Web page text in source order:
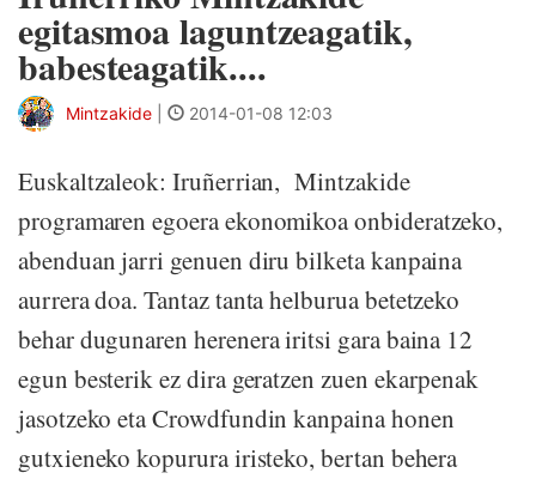
egitasmoa laguntzeagatik,
babesteagatik....
Mintzakide 2014-01-08 12:03
Euskaltzaleok: Iruñerrian, Mintzakide
programaren egoera ekonomikoa onbideratzeko,
abenduan jarri genuen diru bilketa kanpaina
aurrera doa. Tantaz tanta helburua betetzeko
behar dugunaren herenera iritsi gara baina 12
egun besterik ez dira geratzen zuen ekarpenak
jasotzeko eta Crowdfundin kanpaina honen
gutxieneko kopurura iristeko, bertan behera